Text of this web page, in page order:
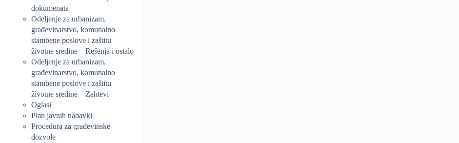
dokumenata
Odeljenje za urbanizam,
građevinarstvo, komunalno
stambene poslove i zaštitu
životne sredine – Rešenja i ostalo
Odeljenje za urbanizam,
građevinarstvo, komunalno
stambene poslove i zaštitu
životne sredine – Zahtevi
Oglasi
Plan javnih nabavki
Procedura za građevinske
dozvole